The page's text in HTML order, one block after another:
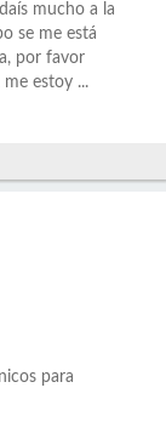
mucho a la
se me está
por favor
estoy ...
para